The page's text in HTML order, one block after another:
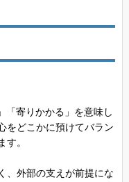
「寄りかかる」を意味し
をどこかに預けてバラン
す。
、外部の支えが前提にな